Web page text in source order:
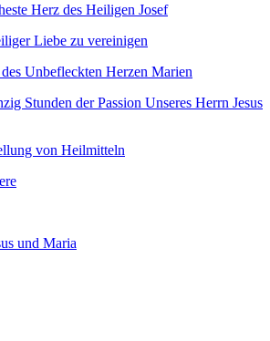
Herz des Heiligen Josef
Liebe zu vereinigen
Unbefleckten Herzen Marien
Stunden der Passion Unseres Herrn Jesus
von Heilmitteln
und Maria